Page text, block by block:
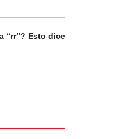
“rr”? Esto dice